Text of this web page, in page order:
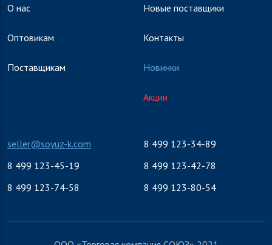
О нас
Оптовикам
Поставщикам
Новые поставщики
Контакты
Новинки
Акции
seller@soyuz-k.com
8 499 123-34-89
8 499 123-45-19
8 499 123-42-78
8 499 123-74-58
8 499 123-80-54